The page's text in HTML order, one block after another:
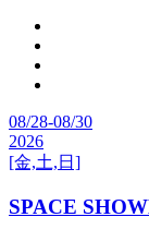
08/28-08/30
2026
[金,土,日]
SPACE